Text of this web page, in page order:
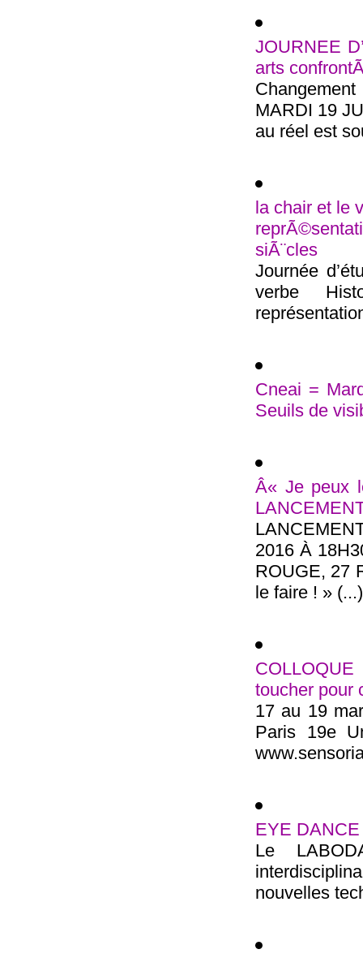
JOURNEE
arts
MARDI 19
au réel est
la chair et le
siÃ¨cles
Journée
verbe
Cneai =
Seuils de
Â« Je peux
2016 À
ROUGE, 27
le faire ! » (...)
toucher pour
17 au 19
Paris 19e
EYE DANCE
Le
nouvelles